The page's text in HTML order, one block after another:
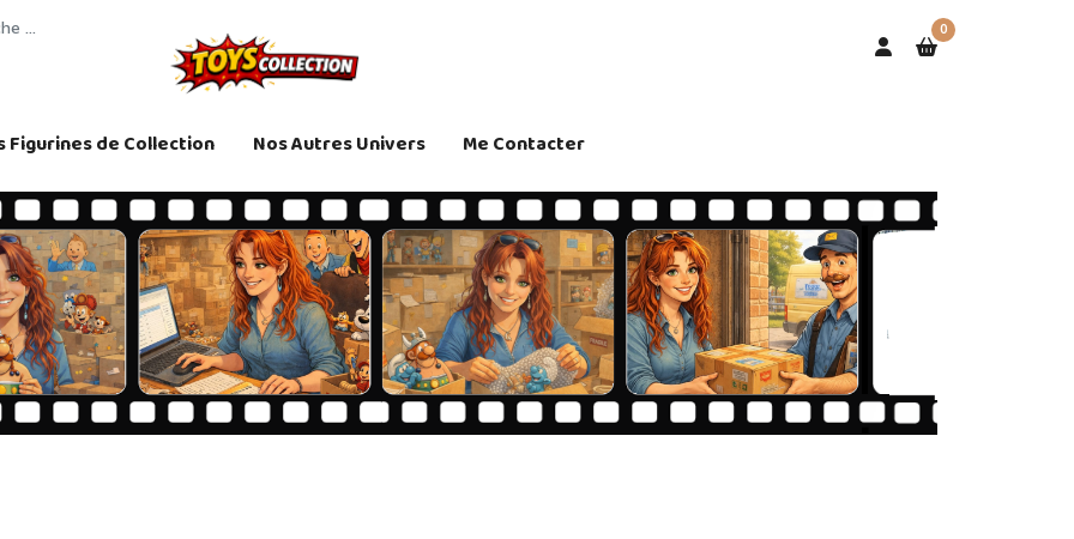
0
Figurines de Collection Nos Autres Univers Me Contacter